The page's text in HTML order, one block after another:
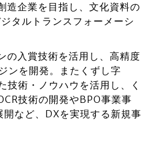
造企業を目指し、文化資料の
タルトランスフォーメーシ
の入賞技術を活用し、高精度
ンを開発。またくずし字
技術・ノウハウを活用し、く
技術の開発やBPO事業事
など、DXを実現する新規事